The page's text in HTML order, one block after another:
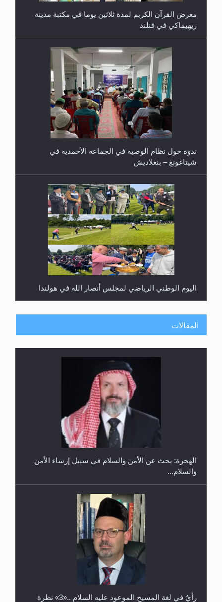
معرض القرآن الكريم لمدة ثلاثين يوما في مكتبة مدينة
ريهيماكي في فنلند
ندوة حول نظام الوصية في الجماعة الأحمدية في
شيتاغونغ – بنغلاديش
اليوم الوطني الرياضي لمجلس أنصار الله في هولندا
إتمام حفظ القرآن الكريم لثلاثة طلاب من مدرسة الحفظ
حفل توزيع الشهادات في الجامعة الأحمدية بنيجيريا لعام
المقالات
الهجرة: بحث عن الأمن والسلام في سبيل إرساء الأمن
والسلام...
رأيٌ في لغة المسيح الموعود عليه السلام ..«3» نظرة